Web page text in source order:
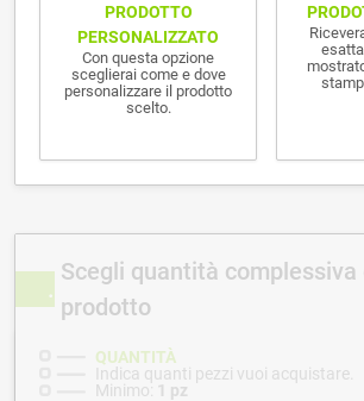
PRODOTTO
PERSONALIZZATO
Con questa opzione
sceglierai come e dove
personalizzare il prodotto
scelto.
Scegli quantità complessiva
prodotto
QUANTITÀ
Indica quanti pezzi vuoi acquistare.
Minimo: 1 pz